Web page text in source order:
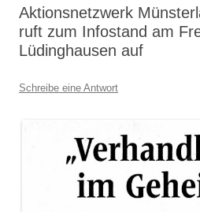
Aktionsnetzwerk
ruft zum Infostand am
Lüdinghausen auf
Schreibe eine Antwort